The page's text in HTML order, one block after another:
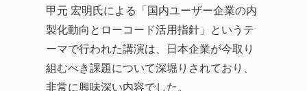
甲元 宏明氏による「国内ユーザー企業の内
製化動向とローコード活用指針」というテ
ーマで行われた講演は、日本企業が今取り
組むべき課題について深堀りされており、
非常に興味深い内容でした。